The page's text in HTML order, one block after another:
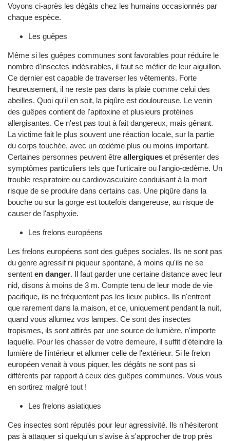
Voyons ci-après les dégâts chez les humains occasionnés par
chaque espèce.
Les guêpes
Même si les guêpes communes sont favorables pour réduire le
nombre d'insectes indésirables, il faut se méfier de leur aiguillon.
Ce dernier est capable de traverser les vêtements. Forte
heureusement, il ne reste pas dans la plaie comme celui des
abeilles. Quoi qu'il en soit, la piqûre est douloureuse. Le venin
des guêpes contient de l'apitoxine et plusieurs protéines
allergisantes. Ce n'est pas tout à fait dangereux, mais gênant.
La victime fait le plus souvent une réaction locale, sur la partie
du corps touchée, avec un œdème plus ou moins important.
Certaines personnes peuvent être allergiques et présenter des
symptômes particuliers tels que l'urticaire ou l'angio-œdème. Un
trouble respiratoire ou cardiovasculaire conduisant à la mort
risque de se produire dans certains cas. Une piqûre dans la
bouche ou sur la gorge est toutefois dangereuse, au risque de
causer de l'asphyxie.
Les frelons européens
Les frelons européens sont des guêpes sociales. Ils ne sont pas
du genre agressif ni piqueur spontané, à moins qu'ils ne se
sentent en danger. Il faut garder une certaine distance avec leur
nid, disons à moins de 3 m. Compte tenu de leur mode de vie
pacifique, ils ne fréquentent pas les lieux publics. Ils n'entrent
que rarement dans la maison, et ce, uniquement pendant la nuit,
quand vous allumez vos lampes. Ce sont des insectes
tropismes, ils sont attirés par une source de lumière, n'importe
laquelle. Pour les chasser de votre demeure, il suffit d'éteindre la
lumière de l'intérieur et allumer celle de l'extérieur. Si le frelon
européen venait à vous piquer, les dégâts ne sont pas si
différents par rapport à ceux des guêpes communes. Vous vous
en sortirez malgré tout !
Les frelons asiatiques
Ces insectes sont réputés pour leur agressivité. Ils n'hésiteront
pas à attaquer si quelqu'un s'avise à s'approcher de trop près